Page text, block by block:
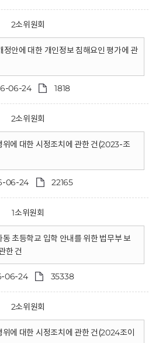
2소위원회
정안에 대한 개인정보 침해요인 평가에 관
06-24 1818
2소위원회
위에 대한 시정조치에 관한 건(2023-조
06-24 22165
1소위원회
초등학교 입학 안내를 위한 법무부 보
한 건
06-24 35338
2소위원회
위에 대한 시정조치에 관한 건(2024조이